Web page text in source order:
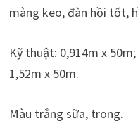
màng keo, đàn hồi tốt,
Kỹ thuật: 0,914m x
1,52m x 50m.
Màu trắng sữa, trong.